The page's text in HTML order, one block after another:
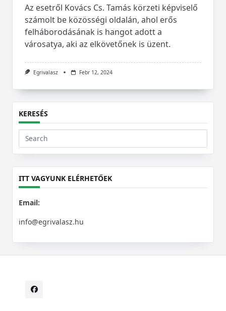
Az esetről Kovács Cs. Tamás körzeti képviselő
számolt be közösségi oldalán, ahol erős
felháborodásának is hangot adott a
városatya, aki az elkövetőnek is üzent.
Egrivalasz Febr 12, 2024
KERESÉS
Search
for:
ITT VAGYUNK ELÉRHETŐEK
Email:
info@egrivalasz.hu